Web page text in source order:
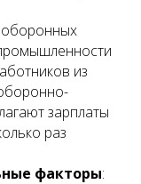
оборонных
из
зарплаты
раз
факторы: